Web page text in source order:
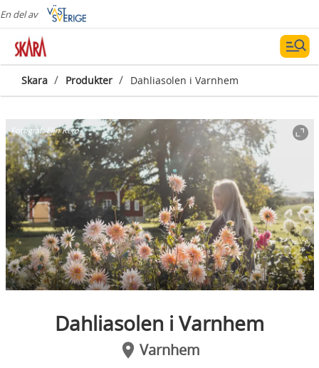
En del av
Skara / Produkter / Dahliasolen i Varnhem
Fotograf:Elin Kero
Dahliasolen i Varnhem
Varnhem